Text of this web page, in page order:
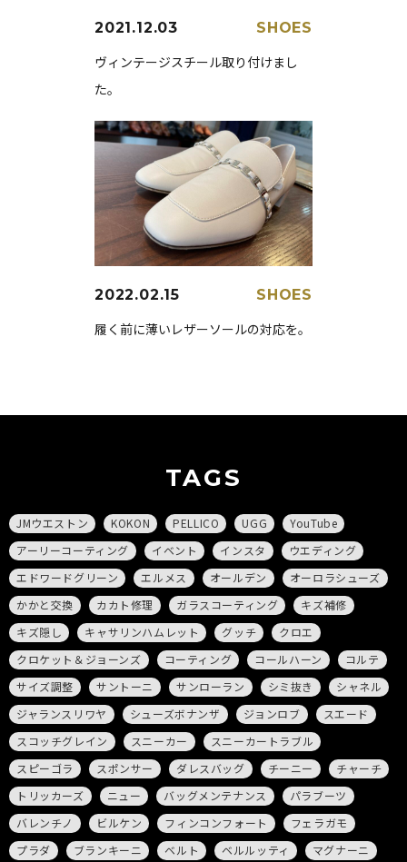
2021.12.03 SHOES
ヴィンテージスチール取り付けまし
た。
2022.02.15 SHOES
履く前に薄いレザーソールの対応を。
TAGS
JMウエストン KOKON PELLICO UGG
YouTube
アーリーコーティング
イベント インスタ
ウエディング
エドワードグリーン
エルメス オールデン
オーロラシューズ
かかと交換
カカト修理 ガラスコーティング
キズ補修
キズ隠し
キャサリンハムレット グッチ
クロエ
クロケット＆ジョーンズ
コーティング コールハーン
コルテ
サイズ調整
サントーニ サンローラン シミ抜き
シャネル
ジャランスリワヤ
シューズボナンザ ジョンロブ
スエード
スコッチグレイン
スニーカー
スニーカートラブル
スピーゴラ
スポンサー ダレスバッグ チーニー
チャーチ
トリッカーズ
ニュー バッグメンテナンス
パラブーツ
バレンチノ
ビルケン フィンコンフォート
フェラガモ
プラダ
ブランキーニ ベルト ベルルッティ
マグナーニ